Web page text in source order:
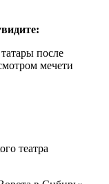
после
мечети
театра